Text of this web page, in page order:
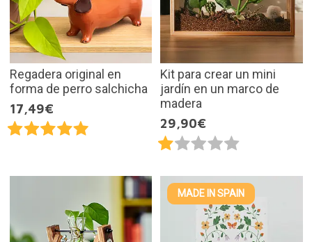
Regadera original en
forma de perro salchicha
17,49€
Kit para crear un mini
jardín en un marco de
madera
29,90€
MADE IN SPAIN